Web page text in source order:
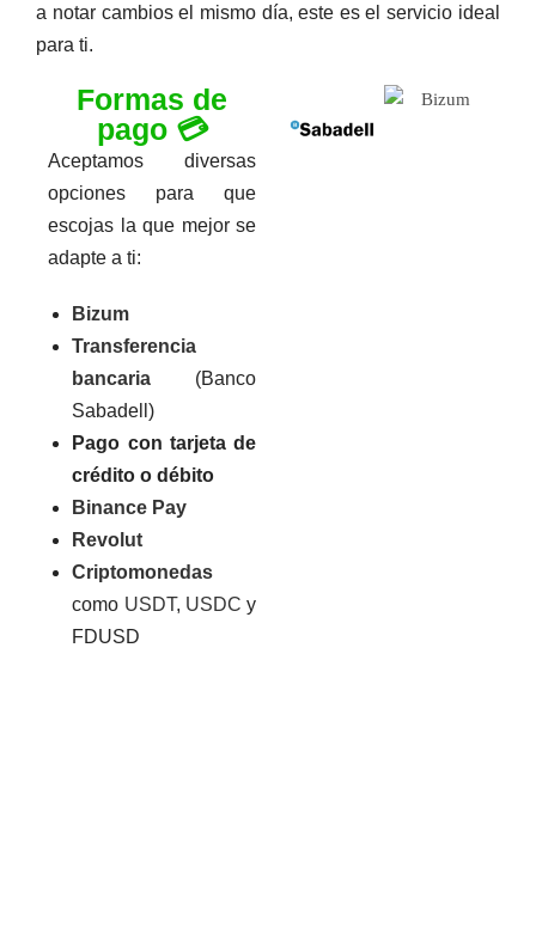
a notar cambios el mismo día, este es el servicio ideal
para ti.
Formas de
pago 💳
Aceptamos diversas
opciones para que
escojas la que mejor se
adapte a ti:
Bizum
Transferencia
bancaria (Banco
Sabadell)
Pago con tarjeta de
crédito o débito
Binance Pay
Revolut
Criptomonedas
como USDT, USDC y
FDUSD